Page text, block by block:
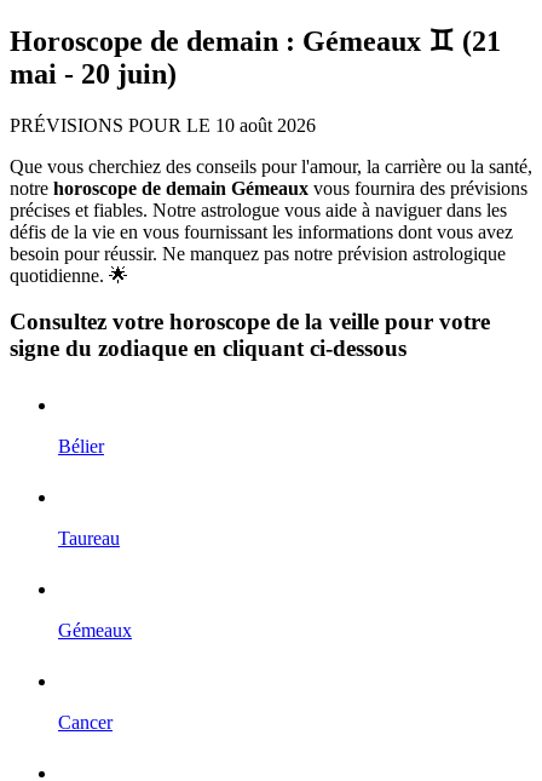
Horoscope de demain : Gémeaux ♊ (21
mai - 20 juin)
PRÉVISIONS POUR LE 10 août 2026
Que vous cherchiez des conseils pour l'amour, la carrière ou la santé,
notre horoscope de demain Gémeaux vous fournira des prévisions
précises et fiables. Notre astrologue vous aide à naviguer dans les
défis de la vie en vous fournissant les informations dont vous avez
besoin pour réussir. Ne manquez pas notre prévision astrologique
quotidienne. 🌟
Consultez votre horoscope de la veille pour votre
signe du zodiaque en cliquant ci-dessous
Bélier
Taureau
Gémeaux
Cancer